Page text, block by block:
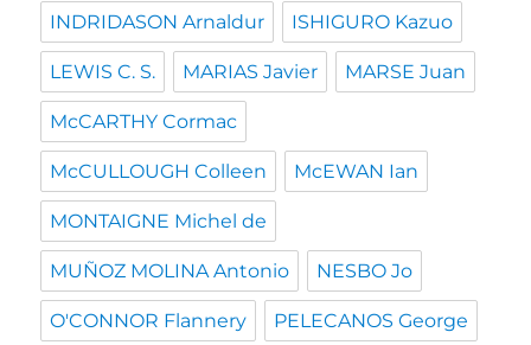
INDRIDASON Arnaldur ISHIGURO Kazuo
LEWIS C. S. MARIAS Javier MARSE Juan
McCARTHY Cormac
McCULLOUGH Colleen McEWAN Ian
MONTAIGNE Michel de
MUÑOZ MOLINA Antonio NESBO Jo
O'CONNOR Flannery PELECANOS George